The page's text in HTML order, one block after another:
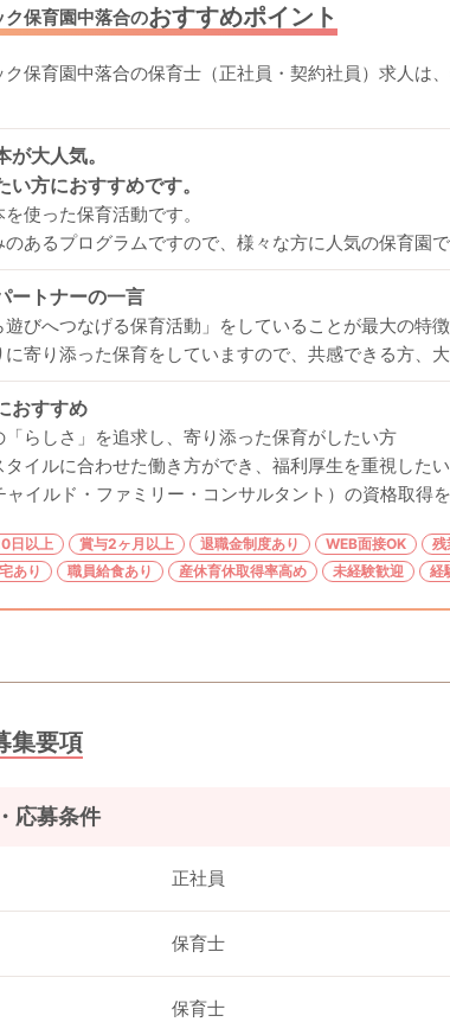
ク保育園中落合のおすすめポイント
ク保育園中落合の保育士（正社員・契約社員）求人は
が大人気。
い方におすすめです。
使った保育活動です。
あるプログラムですので、様々な方に人気の保育園で
ートナーの一言
遊びへつなげる保育活動」をしていることが最大の特徴
寄り添った保育をしていますので、共感できる方、
おすすめ
「らしさ」を追求し、寄り添った保育がしたい方
タイルに合わせた働き方ができ、福利厚生を重視した
ャイルド・ファミリー・コンサルタント）の資格取得
日以上 賞与2ヶ月以上 退職金制度あり WEB面接OK 残
あり
職員給食あり 産休育休取得率高め 未経験歓迎 経
集要項
応募条件
正社員
保育士
保育士